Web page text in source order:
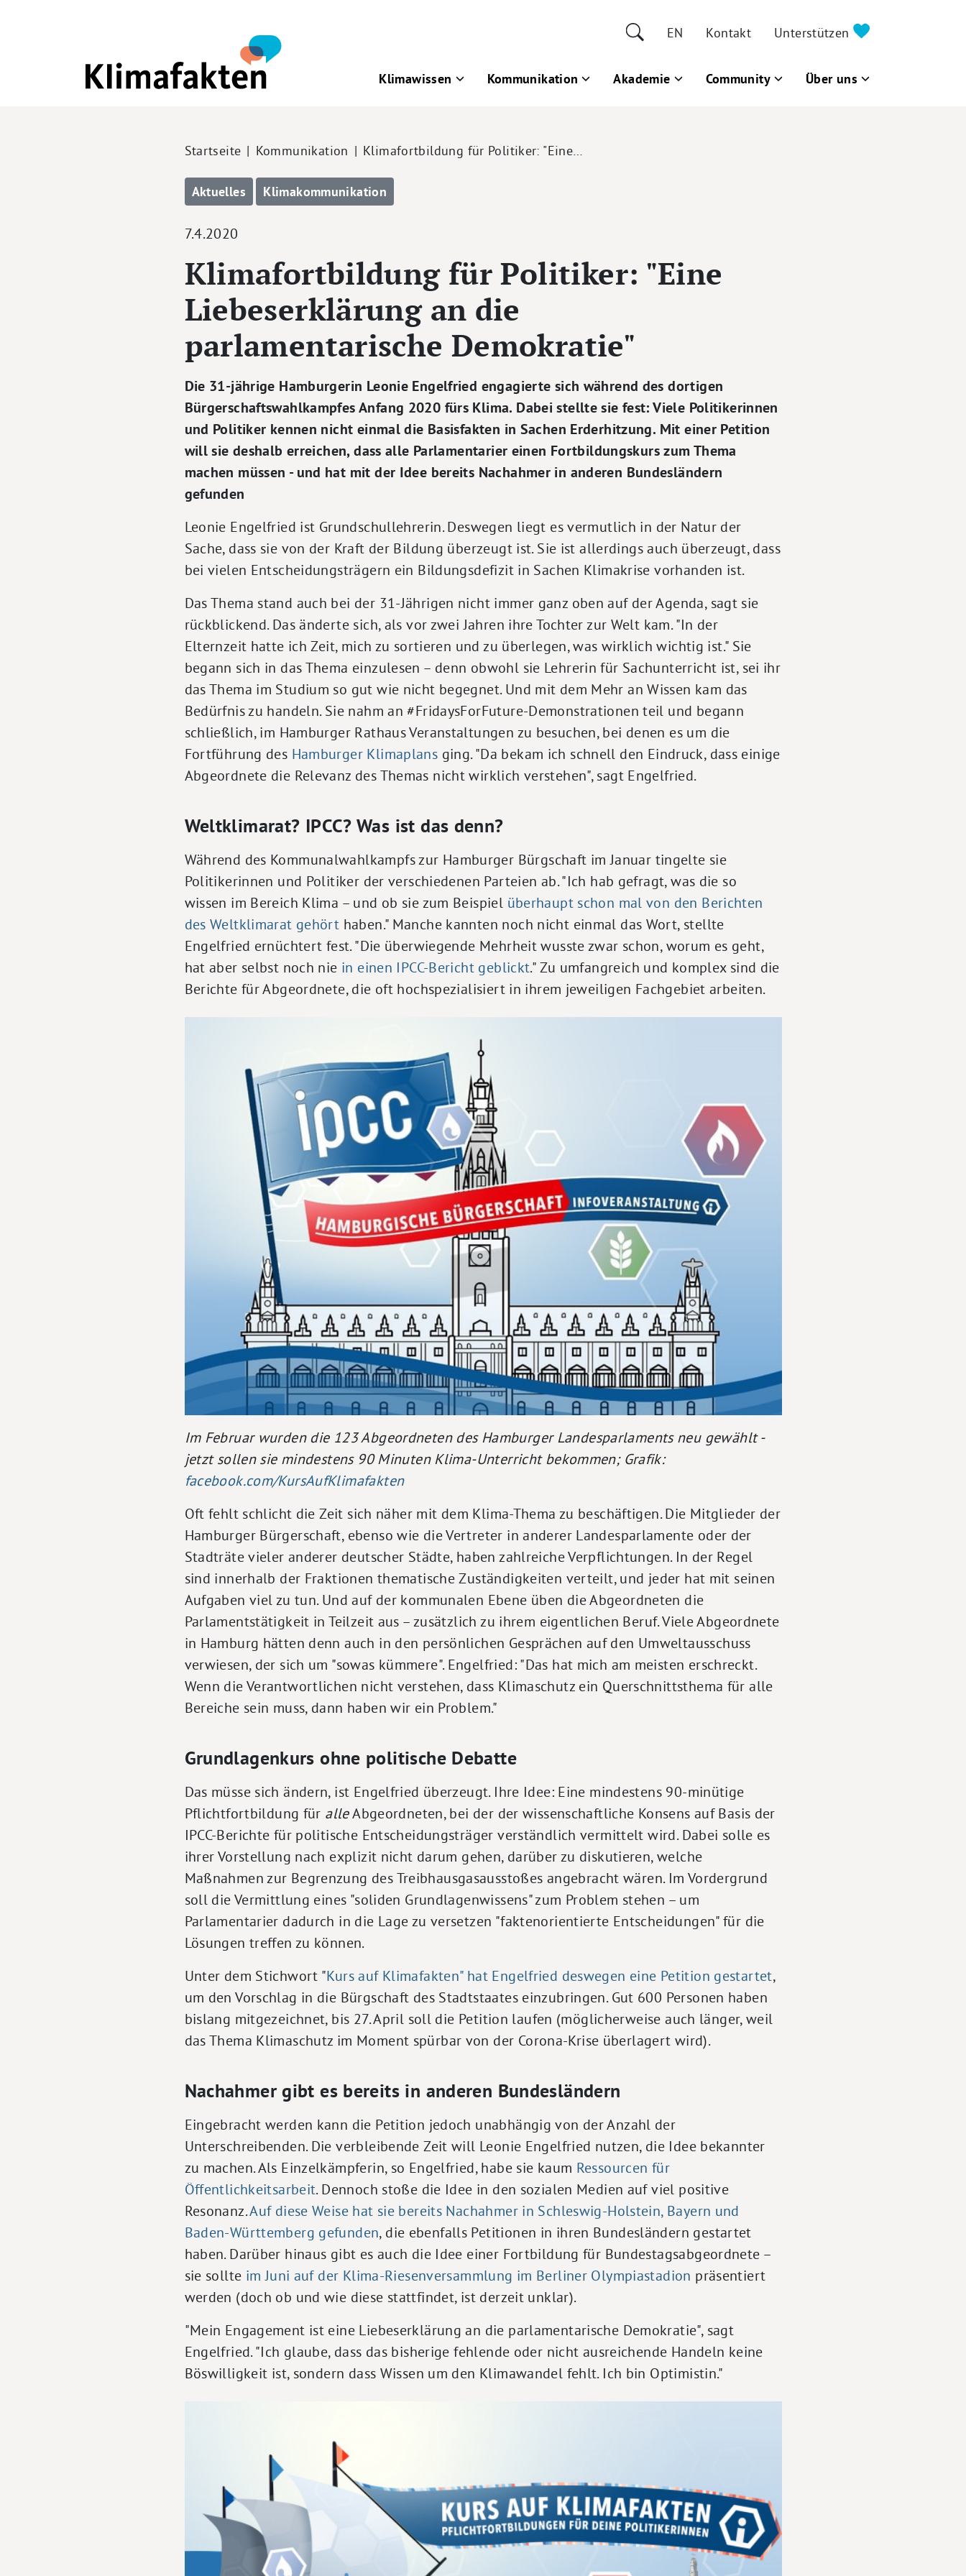
EN Kontakt Unterstützen
Klimawissen Kommunikation Akademie Community Über uns
Pfadnavigation
Startseite Kommunikation Klimafortbildung für Politiker: "Eine…
Aktuelles Klimakommunikation
7.4.2020
Klimafortbildung für Politiker: "Eine
Liebeserklärung an die
parlamentarische Demokratie"
Die 31-jährige Hamburgerin Leonie Engelfried engagierte sich während des dortigen
Bürgerschaftswahlkampfes Anfang 2020 fürs Klima. Dabei stellte sie fest: Viele Politikerinnen
und Politiker kennen nicht einmal die Basisfakten in Sachen Erderhitzung. Mit einer Petition
will sie deshalb erreichen, dass alle Parlamentarier einen Fortbildungskurs zum Thema
machen müssen - und hat mit der Idee bereits Nachahmer in anderen Bundesländern
gefunden
Leonie Engelfried ist Grundschullehrerin. Deswegen liegt es vermutlich in der Natur der
Sache, dass sie von der Kraft der Bildung überzeugt ist. Sie ist allerdings auch überzeugt, dass
bei vielen Entscheidungsträgern ein Bildungsdefizit in Sachen Klimakrise vorhanden ist.
Das Thema stand auch bei der 31-Jährigen nicht immer ganz oben auf der Agenda, sagt sie
rückblickend. Das änderte sich, als vor zwei Jahren ihre Tochter zur Welt kam. "In der
Elternzeit hatte ich Zeit, mich zu sortieren und zu überlegen, was wirklich wichtig ist." Sie
begann sich in das Thema einzulesen – denn obwohl sie Lehrerin für Sachunterricht ist, sei ihr
das Thema im Studium so gut wie nicht begegnet. Und mit dem Mehr an Wissen kam das
Bedürfnis zu handeln. Sie nahm an #FridaysForFuture-Demonstrationen teil und begann
schließlich, im Hamburger Rathaus Veranstaltungen zu besuchen, bei denen es um die
Fortführung des Hamburger Klimaplans ging. "Da bekam ich schnell den Eindruck, dass einige
Abgeordnete die Relevanz des Themas nicht wirklich verstehen", sagt Engelfried.
Weltklimarat? IPCC? Was ist das denn?
Während des Kommunalwahlkampfs zur Hamburger Bürgschaft im Januar tingelte sie
Politikerinnen und Politiker der verschiedenen Parteien ab. "Ich hab gefragt, was die so
wissen im Bereich Klima – und ob sie zum Beispiel überhaupt schon mal von den Berichten
des Weltklimarat gehört haben." Manche kannten noch nicht einmal das Wort, stellte
Engelfried ernüchtert fest. "Die überwiegende Mehrheit wusste zwar schon, worum es geht,
hat aber selbst noch nie in einen IPCC-Bericht geblickt." Zu umfangreich und komplex sind die
Berichte für Abgeordnete, die oft hochspezialisiert in ihrem jeweiligen Fachgebiet arbeiten.
Im Februar wurden die 123 Abgeordneten des Hamburger Landesparlaments neu gewählt -
jetzt sollen sie mindestens 90 Minuten Klima-Unterricht bekommen; Grafik:
facebook.com/KursAufKlimafakten
Oft fehlt schlicht die Zeit sich näher mit dem Klima-Thema zu beschäftigen. Die Mitglieder der
Hamburger Bürgerschaft, ebenso wie die Vertreter in anderer Landesparlamente oder der
Stadträte vieler anderer deutscher Städte, haben zahlreiche Verpflichtungen. In der Regel
sind innerhalb der Fraktionen thematische Zuständigkeiten verteilt, und jeder hat mit seinen
Aufgaben viel zu tun. Und auf der kommunalen Ebene üben die Abgeordneten die
Parlamentstätigkeit in Teilzeit aus – zusätzlich zu ihrem eigentlichen Beruf. Viele Abgeordnete
in Hamburg hätten denn auch in den persönlichen Gesprächen auf den Umweltausschuss
verwiesen, der sich um "sowas kümmere". Engelfried: "Das hat mich am meisten erschreckt.
Wenn die Verantwortlichen nicht verstehen, dass Klimaschutz ein Querschnittsthema für alle
Bereiche sein muss, dann haben wir ein Problem."
Grundlagenkurs ohne politische Debatte
Das müsse sich ändern, ist Engelfried überzeugt. Ihre Idee: Eine mindestens 90-minütige
Pflichtfortbildung für alleAbgeordneten, bei der der wissenschaftliche Konsens auf Basis der
IPCC-Berichte für politische Entscheidungsträger verständlich vermittelt wird. Dabei solle es
ihrer Vorstellung nach explizit nicht darum gehen, darüber zu diskutieren, welche
Maßnahmen zur Begrenzung des Treibhausgasausstoßes angebracht wären. Im Vordergrund
soll die Vermittlung eines "soliden Grundlagenwissens" zum Problem stehen – um
Parlamentarier dadurch in die Lage zu versetzen "faktenorientierte Entscheidungen" für die
Lösungen treffen zu können.
Unter dem Stichwort "Kurs auf Klimafakten" hat Engelfried deswegen eine Petition gestartet,
um den Vorschlag in die Bürgschaft des Stadtstaates einzubringen. Gut 600 Personen haben
bislang mitgezeichnet, bis 27. April soll die Petition laufen (möglicherweise auch länger, weil
das Thema Klimaschutz im Moment spürbar von der Corona-Krise überlagert wird).
Nachahmer gibt es bereits in anderen Bundesländern
Eingebracht werden kann die Petition jedoch unabhängig von der Anzahl der
Unterschreibenden. Die verbleibende Zeit will Leonie Engelfried nutzen, die Idee bekannter
zu machen. Als Einzelkämpferin, so Engelfried, habe sie kaum Ressourcen für
Öffentlichkeitsarbeit. Dennoch stoße die Idee in den sozialen Medien auf viel positive
Resonanz.Auf diese Weise hat sie bereits Nachahmer in Schleswig-Holstein, Bayern und
Baden-Württemberg gefunden, die ebenfalls Petitionen in ihren Bundesländern gestartet
haben. Darüber hinaus gibt es auch die Idee einer Fortbildung für Bundestagsabgeordnete –
sie sollte im Juni auf der Klima-Riesenversammlung im Berliner Olympiastadion präsentiert
werden (doch ob und wie diese stattfindet, ist derzeit unklar).
"Mein Engagement ist eine Liebeserklärung an die parlamentarische Demokratie", sagt
Engelfried. "Ich glaube, dass das bisherige fehlende oder nicht ausreichende Handeln keine
Böswilligkeit ist, sondern dass Wissen um den Klimawandel fehlt. Ich bin Optimistin."